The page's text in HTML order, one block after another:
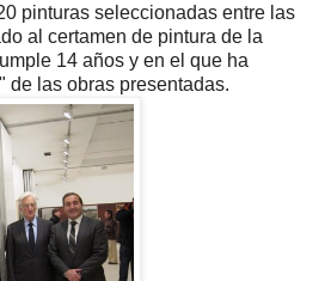
pinturas seleccionadas entre las
al certamen de pintura de la
14 años y en el que ha
de las obras presentadas.